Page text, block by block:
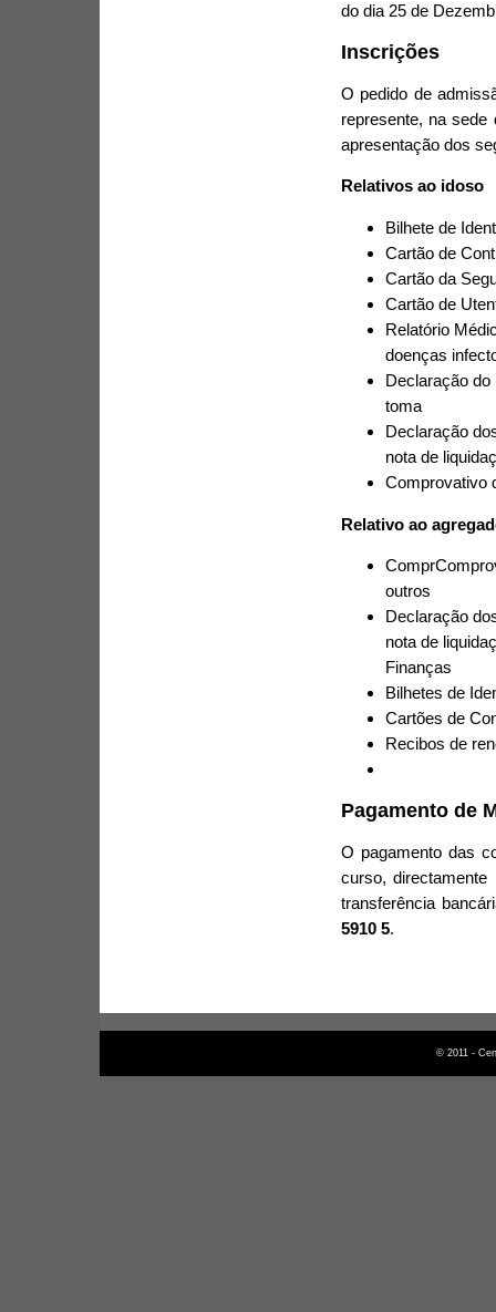
do dia 25 de
Inscrições
O pedido de
represente, na
apresentação dos
Relativos ao idoso
Bilhete de
Cartão de
Cartão da
Cartão de
Relatório
doenças
Declaração
toma
Declaração
nota de
Comprovativo
Relativo ao
outros
Declaração
nota de
Finanças
Bilhetes de
Cartões de
Recibos de
Pagamento de
O pagamento das
curso,
transferência
5910 5.
© 2011 -